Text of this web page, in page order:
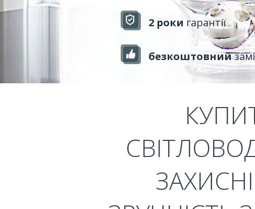
2 роки гарантії
безкоштовний